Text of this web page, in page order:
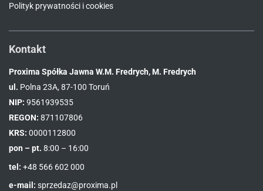
Polityk prywatności i cookies
Kontakt
Proxima Spółka Jawna W.M. Fredrych, M. Fredrych
ul. Polna 23A, 87-100 Toruń
NIP: 9561939535
REGON: 871107806
KRS: 0000112800
pon – pt. 8:00 – 16:00
tel: +48 566 602 000
e-mail: sprzedaz@proxima.pl